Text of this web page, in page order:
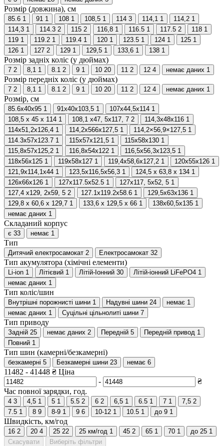
Розмір (довжина), см
85.6 1 91 1 108 1 108,5 1 114 3 114,1 1 114,2 1
114,3 1 114.3 2 115 2 116,8 1 116.5 1 117.5 2 118 1
119 1 119.2 1 119.4 1 120 1 123.5 1 124 1 125 1
126 1 127 2 129 1 129,5 1 133,6 1 138 1
Розмір задніх коліс (у дюймах)
7 2 8,1 1 8.1 2 9 1 10 20 11 2 12 4 немає даних 1
Розмір передніх коліс (у дюймах)
7 2 8,1 1 8.1 2 9 1 10 20 11 2 12 4 немає даних 1
Розмір, см
85.6х40х95 1 91x40x103,5 1 107x44,5x114 1
108,5 х 45 х 114 1 108,1 х47, 5х117, 7 2 114,3x48x116 1
114x51,2x126,4 1 114,2х566х127,5 1 114,2×56,9×127,5 1
114.3х57х123.7 1 115x57x121,5 1 115х58х130 1
115,8x57x125,2 1 116,8x54x122 1 116,5х56,3х123,5 1
118х56х125 1 119х58х127 1 119,4x58,6x127,2 1 120х55х126 1
121,9x114,1x44 1 123,5х116,5х56,3 1 124,5 x 63,8 x 134 1
126х66х126 1 127x117.5x52.5 1 127х117, 5х52, 5 1
127,4 х129, 2х59, 5 2 127.1x119.2x58.6 1 129,5x63x136 1
129,8 x 60,6 x 129,7 1 133,6 х 129,5 х 66 1 138х60,5х135 1
немає даних 1
Складаний корпус
є 33 немає 1
Тип
Дитячий електросамокат 2 Електросамокат 32
Тип акумулятора (хімічні елементи)
Li-ion 1 Літієвий 1 Літій-Іонний 30 Літій-іонний LiFePO4 1
немає даних 1
Тип коліс/шин
Внутрішні порожнисті шини 1 Надувні шини 24 немає 1
немає даних 1 Суцільні цільнолиті шини 7
Тип приводу
Задній 25 немає даних 2 Передній 5 Передній привод 1
Повний 1
Тип шин (камерні/безкамерні)
безкамерні 5 Безкамерні шини 23 немає 6
11482 - 41448 ₴ Ціна
-
₴
Час повної зарядки, год.
4 3 4,5 1 5 1 5.5 2 6 2 6,5 1 6.5 1 7 1 7,5 2
7.5 1 8 9 8-9 1 9 6 10-12 1 10.5 1 до 9 1
Швидкість, км/год
16 2 20 4 25 22 25 км/год 1 45 2 65 1 70 1 до 25 1
Скасувати
Виберіть фільтри